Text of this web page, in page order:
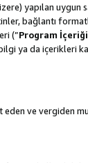
yapılan uygun
bağlantı
(”Program İçeriği
ya da içerikleri
eden ve vergiden